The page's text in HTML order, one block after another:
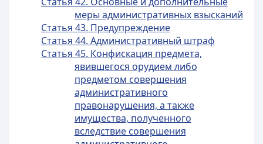
меры административных взысканий
Статья 43. Предупреждение
Статья 44. Административный штраф
Статья 45. Конфискация предмета,
явившегося орудием либо
предметом совершения
административного
правонарушения, а также
имущества, полученного
вследствие совершения